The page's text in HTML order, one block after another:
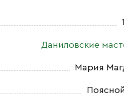
Даниловские
Мария